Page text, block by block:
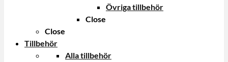
Övriga tillbehör
Close
Close
Tillbehör
Alla tillbehör